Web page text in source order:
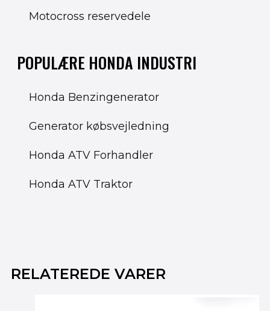
Motocross reservedele
POPULÆRE HONDA INDUSTRI
Honda Benzingenerator
Generator købsvejledning
Honda ATV Forhandler
Honda ATV Traktor
RELATEREDE VARERoprindelige
pris